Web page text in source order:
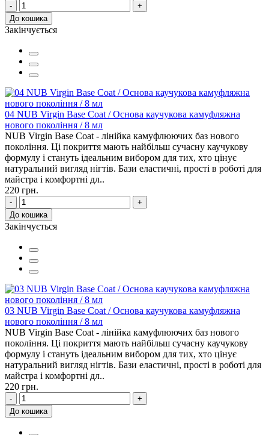
-
+
До кошика
Закінчується
04 NUB Virgin Base Coat / Основа каучукова камуфляжна
нового покоління / 8 мл
NUB Virgin Base Coat - лінійка камуфлюючих баз нового
покоління. Ці покриття мають найбільш сучасну каучукову
формулу і стануть ідеальним вибором для тих, хто цінує
натуральний вигляд нігтів. Бази еластичні, прості в роботі для
майстра і комфортні дл..
220 грн.
-
+
До кошика
Закінчується
03 NUB Virgin Base Coat / Основа каучукова камуфляжна
нового покоління / 8 мл
NUB Virgin Base Coat - лінійка камуфлюючих баз нового
покоління. Ці покриття мають найбільш сучасну каучукову
формулу і стануть ідеальним вибором для тих, хто цінує
натуральний вигляд нігтів. Бази еластичні, прості в роботі для
майстра і комфортні дл..
220 грн.
-
+
До кошика